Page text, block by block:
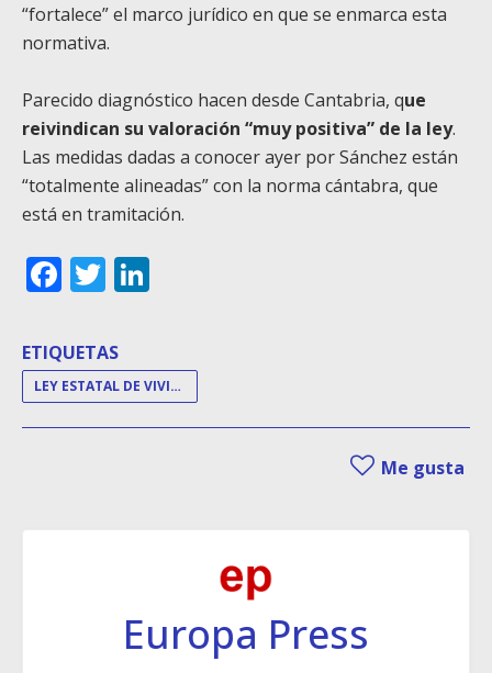
“fortalece” el marco jurídico en que se enmarca esta
normativa.
Parecido diagnóstico hacen desde Cantabria, que
reivindican su valoración “muy positiva” de la ley.
Las medidas dadas a conocer ayer por Sánchez están
“totalmente alineadas” con la norma cántabra, que
está en tramitación.
Facebook
Twitter
ETIQUETAS
LEY ESTATAL DE VIVIENDA
Me gusta
Europa Press